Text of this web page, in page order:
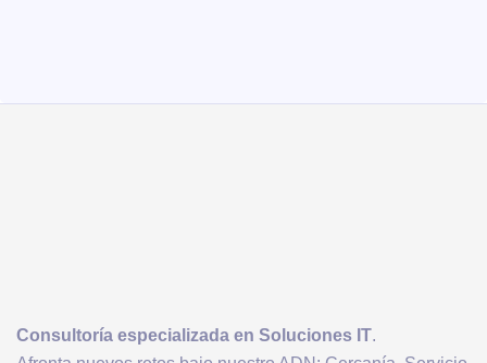
Consultoría especializada en Soluciones IT.